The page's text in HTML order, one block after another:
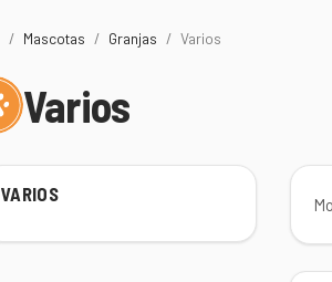
Mascotas Granjas Varios
Varios
VARIOS